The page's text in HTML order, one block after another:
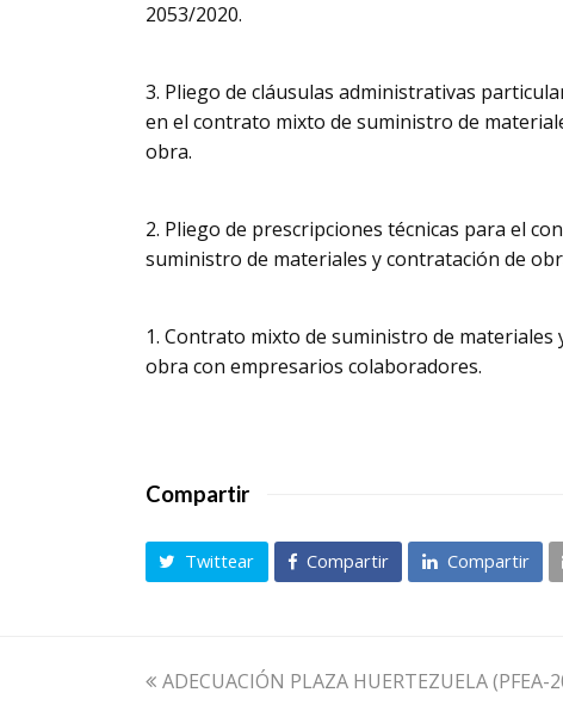
2053/2020.
3. Pliego de cláusulas administrativas
en el contrato mixto de suministro de
obra.
2. Pliego de prescripciones técnicas para el
suministro de materiales y contratación de
1. Contrato mixto de suministro de materiales
obra con empresarios colaboradores.
Compartir
Twittear Compartir Compartir
previous
ADECUACIÓN PLAZA HUERTEZUELA (PFEA-